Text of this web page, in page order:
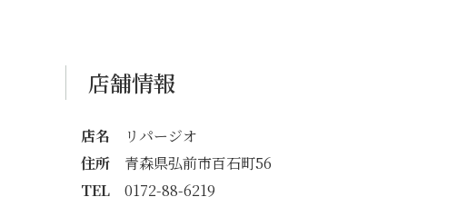
店舗情報
店名
リパージオ
住所
青森県弘前市百石町56
TEL
0172-88-6219